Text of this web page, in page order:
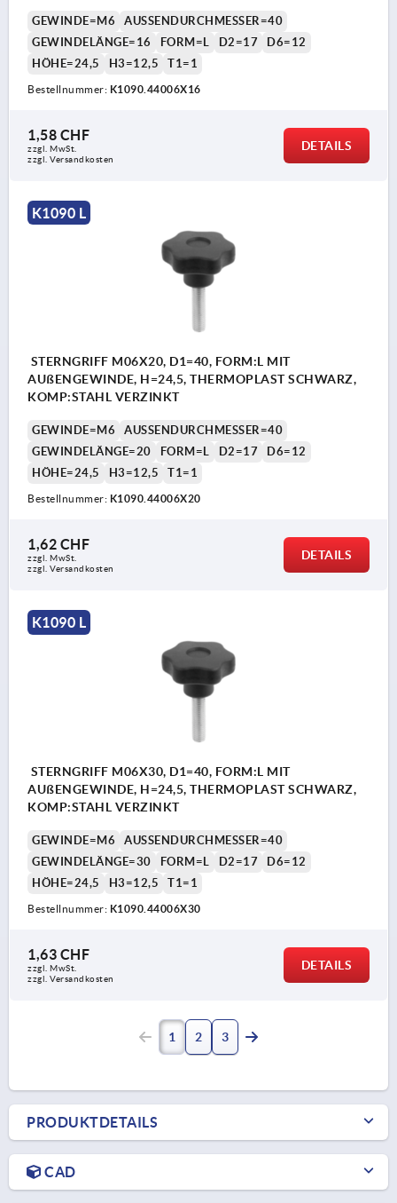
GEWINDE=M6
AUSSENDURCHMESSER=40
GEWINDELÄNGE=16
FORM=L D2=17
D6=12
HÖHE=24,5
H3=12,5 T1=1
Bestellnummer: K1090.44006X16
1,58 CHF
zzgl. MwSt.
zzgl. Versandkosten
DETAILS
K1090 L
STERNGRIFF M06X20, D1=40, FORM:L MIT
AUßENGEWINDE, H=24,5, THERMOPLAST SCHWARZ,
KOMP:STAHL VERZINKT
GEWINDE=M6
AUSSENDURCHMESSER=40
GEWINDELÄNGE=20
FORM=L D2=17
D6=12
HÖHE=24,5
H3=12,5 T1=1
Bestellnummer: K1090.44006X20
1,62 CHF
zzgl. MwSt.
zzgl. Versandkosten
DETAILS
K1090 L
STERNGRIFF M06X30, D1=40, FORM:L MIT
AUßENGEWINDE, H=24,5, THERMOPLAST SCHWARZ,
KOMP:STAHL VERZINKT
GEWINDE=M6
AUSSENDURCHMESSER=40
GEWINDELÄNGE=30
FORM=L D2=17
D6=12
HÖHE=24,5
H3=12,5 T1=1
Bestellnummer: K1090.44006X30
1,63 CHF
zzgl. MwSt.
zzgl. Versandkosten
DETAILS
1 2 3
PRODUKTDETAILS
CAD